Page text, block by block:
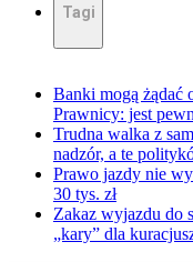
Tagi
Banki mogą żądać
Prawnicy: jest
Trudna walka z
nadzór, a te
Prawo jazdy nie
30 tys. zł
Zakaz wyjazdu do
„kary” dla